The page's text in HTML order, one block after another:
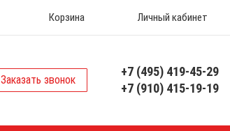
Корзина Личный кабинет
Заказать звонок
+7 (495) 419-45-29
+7 (910) 415-19-19